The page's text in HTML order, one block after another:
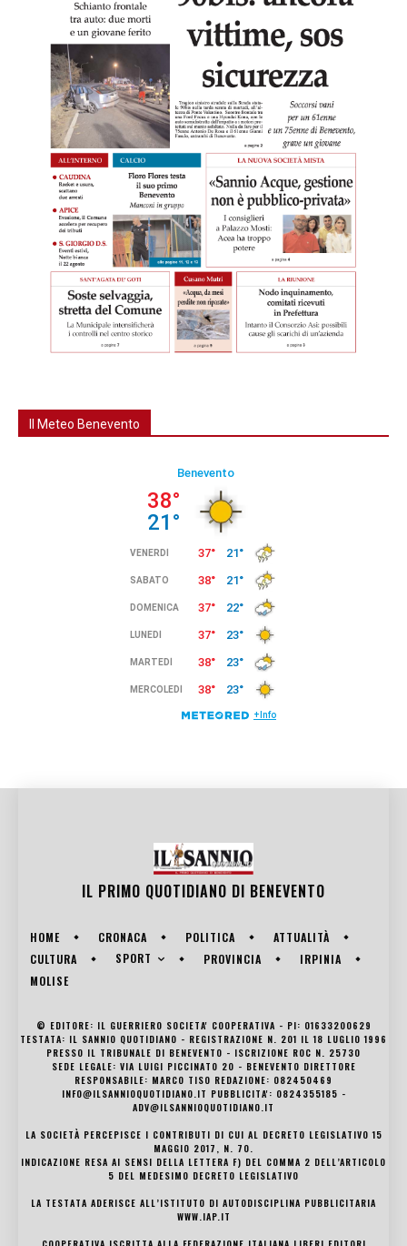
Il Meteo Benevento
IL PRIMO QUOTIDIANO DI BENEVENTO
HOME CRONACA POLITICA
ATTUALITÀ
CULTURA
SPORT PROVINCIA
IRPINIA
MOLISE
© EDITORE: IL GUERRIERO SOCIETA' COOPERATIVA - PI: 01633200629
TESTATA: IL SANNIO QUOTIDIANO - REGISTRAZIONE N. 201 IL 18 LUGLIO 1996
PRESSO IL TRIBUNALE DI BENEVENTO - ISCRIZIONE ROC N. 25730
SEDE LEGALE: VIA LUIGI PICCINATO 20 - BENEVENTO DIRETTORE
RESPONSABILE: MARCO TISO REDAZIONE: 082450469
INFO@ILSANNIOQUOTIDIANO.IT PUBBLICITA': 0824355185 -
ADV@ILSANNIOQUOTIDIANO.IT
LA SOCIETÀ PERCEPISCE I CONTRIBUTI DI CUI AL DECRETO LEGISLATIVO 15
MAGGIO 2017, N. 70.
INDICAZIONE RESA AI SENSI DELLA LETTERA F) DEL COMMA 2 DELL’ARTICOLO
5 DEL MEDESIMO DECRETO LEGISLATIVO
LA TESTATA ADERISCE ALL’ISTITUTO DI AUTODISCIPLINA PUBBLICITARIA
WWW.IAP.IT